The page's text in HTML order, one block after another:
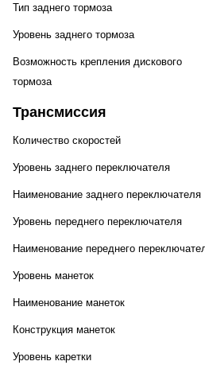
Тип заднего тормоза
Уровень заднего тормоза
Возможность крепления дискового
тормоза
Трансмиссия
Количество скоростей
Уровень заднего переключателя
Наименование заднего переключателя
Уровень переднего переключателя
Наименование переднего
Уровень манеток
Наименование манеток
Конструкция манеток
Уровень каретки